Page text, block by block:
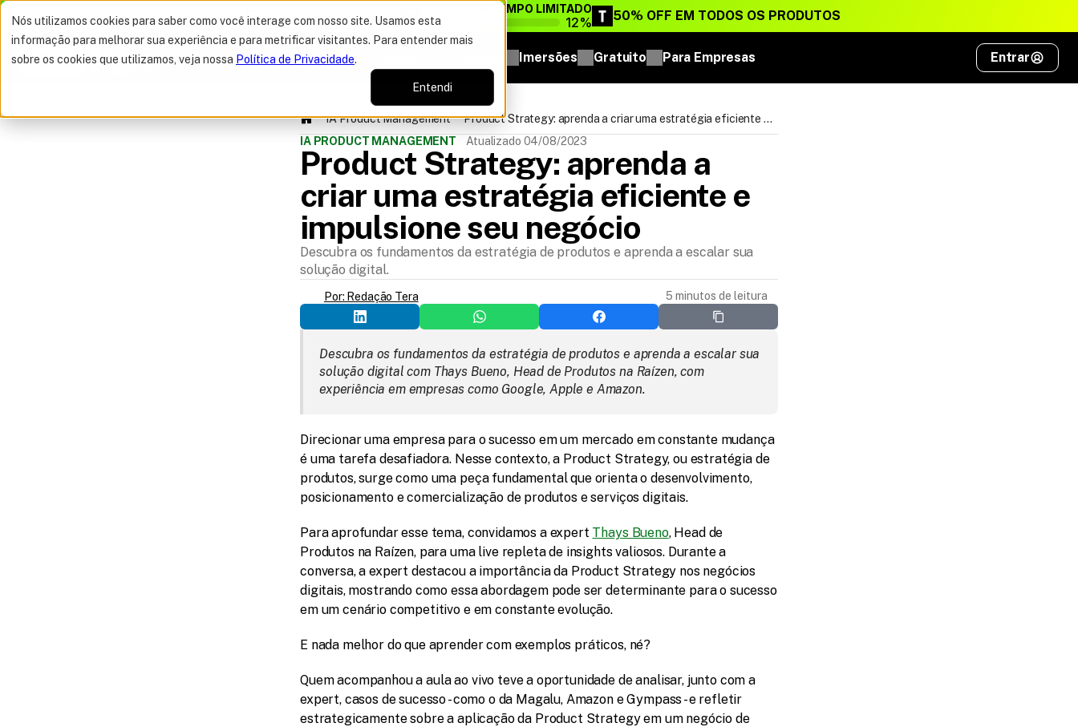
Nós utilizamos cookies para saber como você interage com nosso site. Usamos esta
informação para melhorar sua experiência e para metrificar visitantes. Para entender mais
sobre os cookies que utilizamos, veja nossa Política de Privacidade.
Entendi
Imersões Gratuito Para Empresas Entrar
MELHOR OFERTA DO ANO VAGAS POR TEMPO LIMITADO
12% 50% OFF EM TODOS OS PRODUTOS
IA Product Management
Product Strategy: aprenda a criar uma estratégia eficiente e
impulsione seu negócio
IA PRODUCT MANAGEMENT Atualizado 04/08/2023
Product Strategy: aprenda a
criar uma estratégia eficiente e
impulsione seu negócio
Descubra os fundamentos da estratégia de produtos e aprenda a escalar sua
solução digital.
Por: Redação Tera 5 minutos de leitura
Descubra os fundamentos da estratégia de produtos e aprenda a escalar sua
solução digital com Thays Bueno, Head de Produtos na Raízen, com
experiência em empresas como Google, Apple e Amazon.
Direcionar uma empresa para o sucesso em um mercado em constante mudança
é uma tarefa desafiadora. Nesse contexto, a Product Strategy, ou estratégia de
produtos, surge como uma peça fundamental que orienta o desenvolvimento,
posicionamento e comercialização de produtos e serviços digitais.
Para aprofundar esse tema, convidamos a expert Thays Bueno, Head de
Produtos na Raízen, para uma live repleta de insights valiosos. Durante a
conversa, a expert destacou a importância da Product Strategy nos negócios
digitais, mostrando como essa abordagem pode ser determinante para o sucesso
em um cenário competitivo e em constante evolução.
E nada melhor do que aprender com exemplos práticos, né?
Quem acompanhou a aula ao vivo teve a oportunidade de analisar, junto com a
expert, casos de sucesso - como o da Magalu, Amazon e Gympass - e refletir
estrategicamente sobre a aplicação da Product Strategy em um negócio de